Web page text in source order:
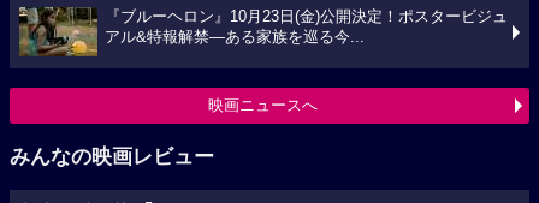
『ブルーヘロン』10月23日(金)公開決定！ポスタービジュ
アル&特報解禁―ある家族を巡る今...
映画ニュースへ
みんなの映画レビュー